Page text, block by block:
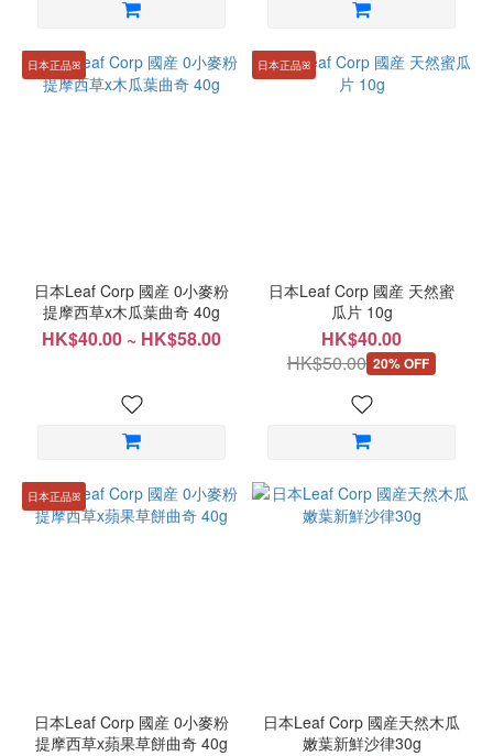
日本正品ꕤ
日本Leaf Corp 國産 0小麥粉
提摩西草x木瓜葉曲奇 40g
HK$40.00 ~ HK$58.00
日本正品ꕤ
日本Leaf Corp 國産 天然蜜
瓜片 10g
HK$40.00
HK$50.00 20% OFF
日本正品ꕤ
日本Leaf Corp 國産 0小麥粉
提摩西草x蘋果草餅曲奇 40g
日本Leaf Corp 國産天然木瓜
嫩葉新鮮沙律30g